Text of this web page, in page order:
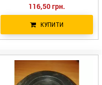
116,50 грн.
КУПИТИ